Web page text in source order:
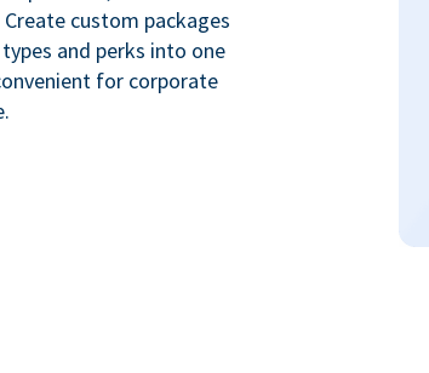
custom packages
and perks into one
for corporate